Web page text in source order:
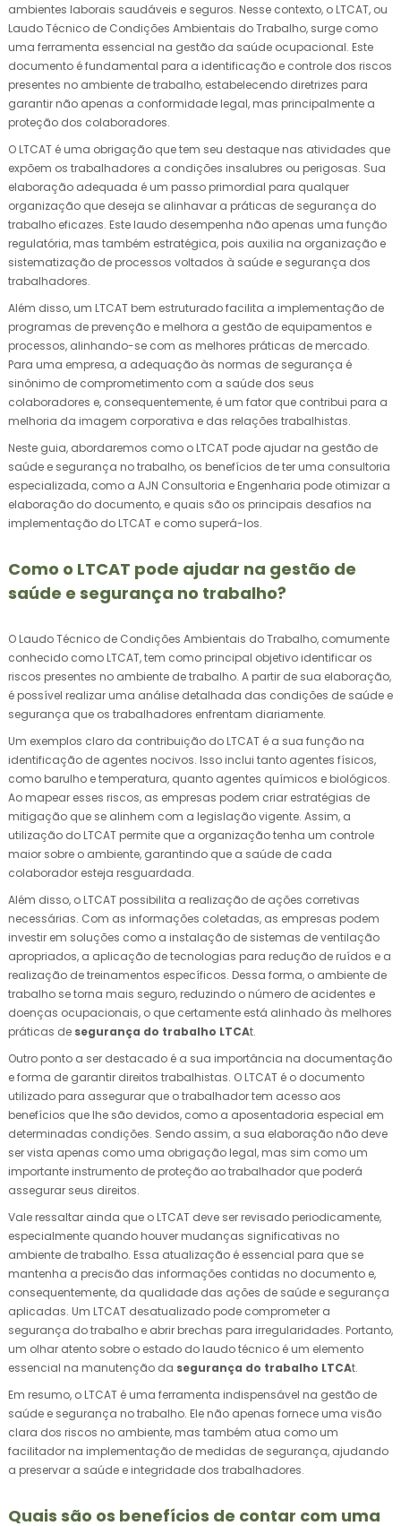
ambientes laborais saudáveis e seguros. Nesse contexto, o LTCAT, ou
Laudo Técnico de Condições Ambientais do Trabalho, surge como
uma ferramenta essencial na gestão da saúde ocupacional. Este
documento é fundamental para a identificação e controle dos riscos
presentes no ambiente de trabalho, estabelecendo diretrizes para
garantir não apenas a conformidade legal, mas principalmente a
proteção dos colaboradores.
O LTCAT é uma obrigação que tem seu destaque nas atividades que
expõem os trabalhadores a condições insalubres ou perigosas. Sua
elaboração adequada é um passo primordial para qualquer
organização que deseja se alinhavar a práticas de segurança do
trabalho eficazes. Este laudo desempenha não apenas uma função
regulatória, mas também estratégica, pois auxilia na organização e
sistematização de processos voltados à saúde e segurança dos
trabalhadores.
Além disso, um LTCAT bem estruturado facilita a implementação de
programas de prevenção e melhora a gestão de equipamentos e
processos, alinhando-se com as melhores práticas de mercado.
Para uma empresa, a adequação às normas de segurança é
sinônimo de comprometimento com a saúde dos seus
colaboradores e, consequentemente, é um fator que contribui para a
melhoria da imagem corporativa e das relações trabalhistas.
Neste guia, abordaremos como o LTCAT pode ajudar na gestão de
saúde e segurança no trabalho, os benefícios de ter uma consultoria
especializada, como a AJN Consultoria e Engenharia pode otimizar a
elaboração do documento, e quais são os principais desafios na
implementação do LTCAT e como superá-los.
Como o LTCAT pode ajudar na gestão de
saúde e segurança no trabalho?
O Laudo Técnico de Condições Ambientais do Trabalho, comumente
conhecido como LTCAT, tem como principal objetivo identificar os
riscos presentes no ambiente de trabalho. A partir de sua elaboração,
é possível realizar uma análise detalhada das condições de saúde e
segurança que os trabalhadores enfrentam diariamente.
Um exemplos claro da contribuição do LTCAT é a sua função na
identificação de agentes nocivos. Isso inclui tanto agentes físicos,
como barulho e temperatura, quanto agentes químicos e biológicos.
Ao mapear esses riscos, as empresas podem criar estratégias de
mitigação que se alinhem com a legislação vigente. Assim, a
utilização do LTCAT permite que a organização tenha um controle
maior sobre o ambiente, garantindo que a saúde de cada
colaborador esteja resguardada.
Além disso, o LTCAT possibilita a realização de ações corretivas
necessárias. Com as informações coletadas, as empresas podem
investir em soluções como a instalação de sistemas de ventilação
apropriados, a aplicação de tecnologias para redução de ruídos e a
realização de treinamentos específicos. Dessa forma, o ambiente de
trabalho se torna mais seguro, reduzindo o número de acidentes e
doenças ocupacionais, o que certamente está alinhado às melhores
práticas de segurança do trabalho LTCAt.
Outro ponto a ser destacado é a sua importância na documentação
e forma de garantir direitos trabalhistas. O LTCAT é o documento
utilizado para assegurar que o trabalhador tem acesso aos
benefícios que lhe são devidos, como a aposentadoria especial em
determinadas condições. Sendo assim, a sua elaboração não deve
ser vista apenas como uma obrigação legal, mas sim como um
importante instrumento de proteção ao trabalhador que poderá
assegurar seus direitos.
Vale ressaltar ainda que o LTCAT deve ser revisado periodicamente,
especialmente quando houver mudanças significativas no
ambiente de trabalho. Essa atualização é essencial para que se
mantenha a precisão das informações contidas no documento e,
consequentemente, da qualidade das ações de saúde e segurança
aplicadas. Um LTCAT desatualizado pode comprometer a
segurança do trabalho e abrir brechas para irregularidades. Portanto,
um olhar atento sobre o estado do laudo técnico é um elemento
essencial na manutenção da segurança do trabalho LTCAt.
Em resumo, o LTCAT é uma ferramenta indispensável na gestão de
saúde e segurança no trabalho. Ele não apenas fornece uma visão
clara dos riscos no ambiente, mas também atua como um
facilitador na implementação de medidas de segurança, ajudando
a preservar a saúde e integridade dos trabalhadores.
Quais são os benefícios de contar com uma